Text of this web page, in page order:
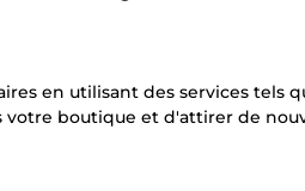
en utilisant des services tels
votre boutique et d'attirer de